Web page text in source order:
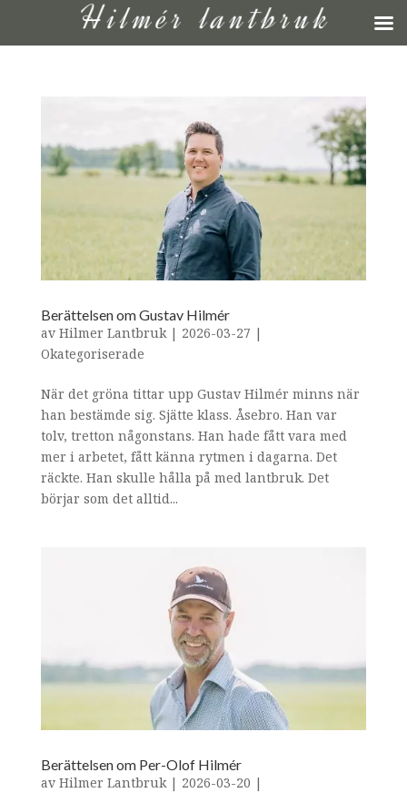
Berättelsen om Gustav Hilmér
av Hilmer Lantbruk| 2026-03-27 |
Okategoriserade
När det gröna tittar upp Gustav Hilmér minns när
han bestämde sig. Sjätte klass. Åsebro. Han var
tolv, tretton någonstans. Han hade fått vara med
mer i arbetet, fått känna rytmen i dagarna. Det
räckte. Han skulle hålla på med lantbruk. Det
börjar som det alltid...
Berättelsen om Per-Olof Hilmér
av Hilmer Lantbruk| 2026-03-20 |